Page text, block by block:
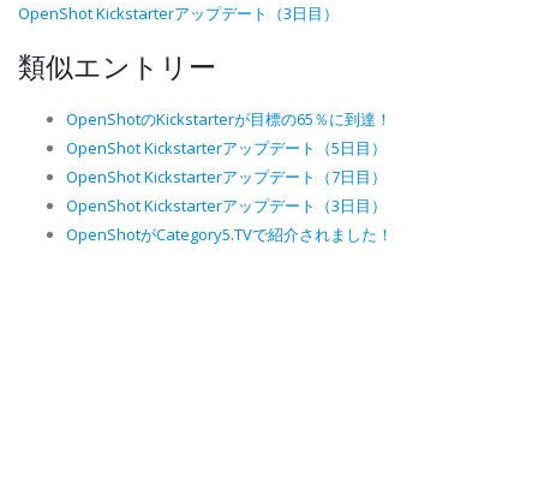
OpenShot Kickstarterアップデート（3日目）
類似エントリー
OpenShotのKickstarterが目標の65％に到達！
OpenShot Kickstarterアップデート（5日目）
OpenShot Kickstarterアップデート（7日目）
OpenShot Kickstarterアップデート（3日目）
OpenShotがCategory5.TVで紹介されました！